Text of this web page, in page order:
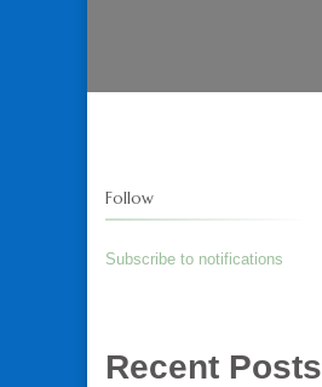
Follow
Subscribe to notifications
Recent Posts